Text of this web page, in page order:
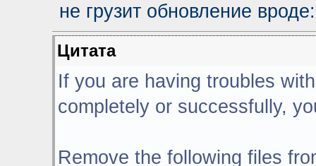
не грузит обновление вроде:
Цитата
If you are having troubles
completely or successfully,
Remove the following files